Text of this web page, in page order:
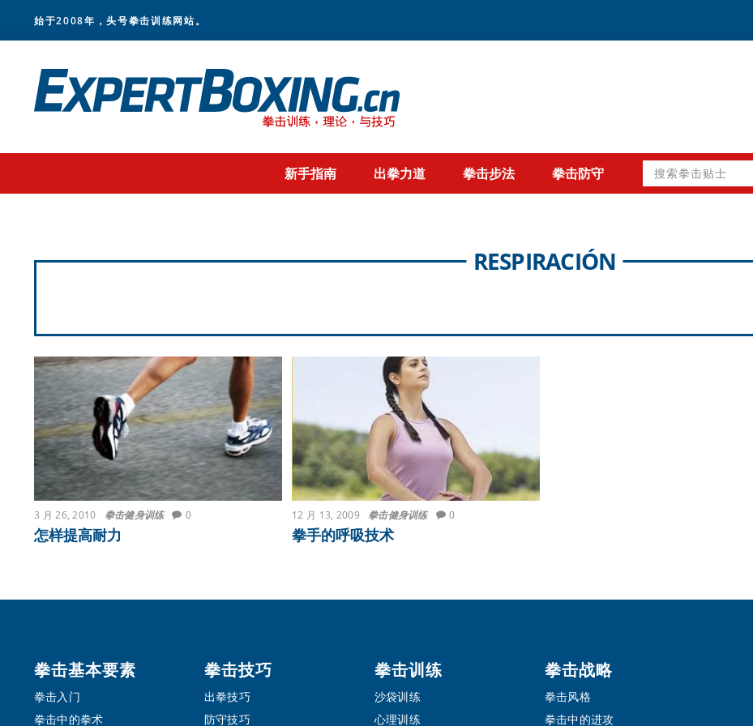
navigation
content
始于2008年，头号拳击训练网站。
新手指南 出拳力道 拳击步法 拳击防守 搜
索
拳
击
RESPIRACIÓN
3 月 26, 2010 拳击健身训练 0
怎样提高耐力
12 月 13, 2009 拳击健身训练 0
拳手的呼吸技术
Footer
拳击基本要素
拳击入门
拳击中的拳术
拳击技巧
出拳技巧
防守技巧
拳击训练
沙袋训练
心理训练
拳击战略
拳击风格
拳击中的进攻